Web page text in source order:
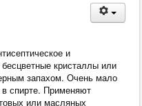
и
кристаллы или
запахом. Очень мало
спирте. Применяют
или масляных